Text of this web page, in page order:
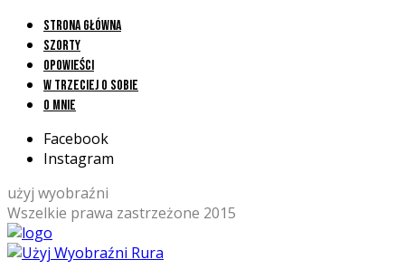
Strona główna
Szorty
Opowieści
W trzeciej o sobie
O mnie
Facebook
Instagram
użyj wyobraźni
Wszelkie prawa zastrzeżone 2015